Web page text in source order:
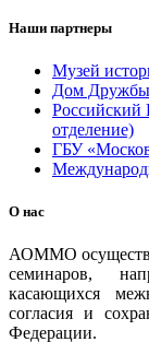
Наши партнеры
Музей
Дом Дружбы
Российский
отделение)
ГБУ
О нас
АОММО
семинаров,
касающихся
согласия и
Федерации.